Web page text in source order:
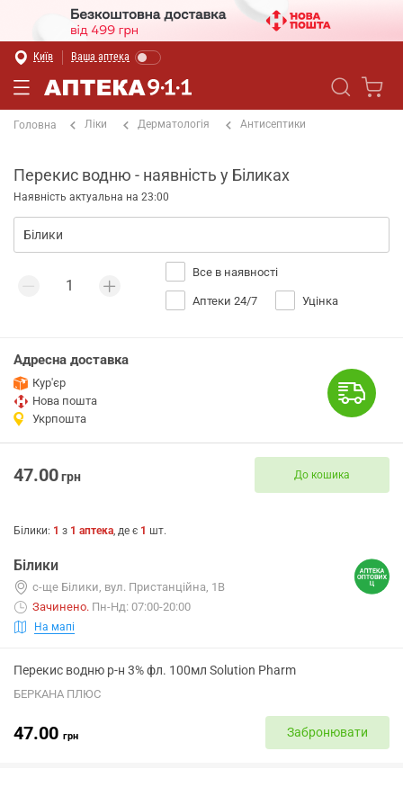
Київ Ваша аптека
Головна Ліки Дерматологія Антисептики
Перекис водню - наявність у Біликах
Наявність актуальна на 23:00
Все в наявності
Аптеки 24/7 Уцінка
Адресна доставка
Кур'єр
Нова пошта
Укрпошта
47.00грн До кошика
Білики: 1 з 1 аптека, де є 1 шт.
Білики
с-ще Білики, вул. Пристанційна, 1В
Зачинено. Пн-Нд: 07:00-20:00
На мапі
Перекис водню р-н 3% фл. 100мл Solution Pharm
БЕРКАНА ПЛЮС
47.00 грн Забронювати